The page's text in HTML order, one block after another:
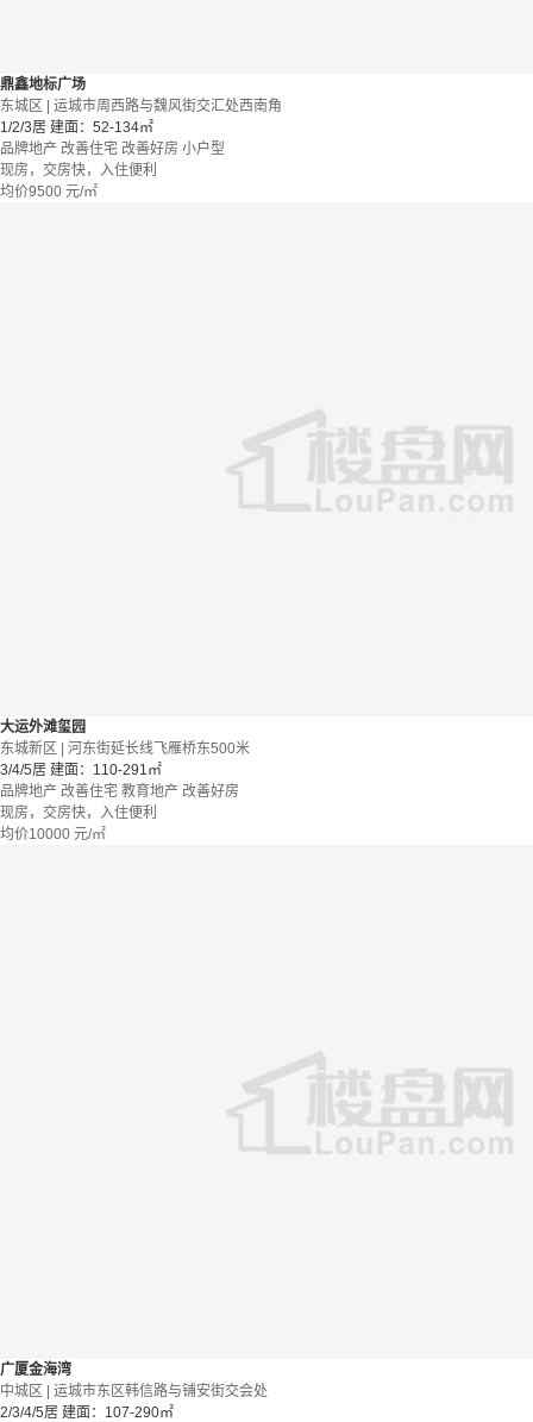
鼎鑫地标广场
东城区 | 运城市周西路与魏风街交汇处西南角
1/2/3居 建面：52-134㎡
品牌地产 改善住宅 改善好房 小户型
现房，交房快，入住便利
均价9500 元/㎡
大运外滩玺园
东城新区 | 河东街延长线飞雁桥东500米
3/4/5居 建面：110-291㎡
品牌地产 改善住宅 教育地产 改善好房
现房，交房快，入住便利
均价10000 元/㎡
广厦金海湾
中城区 | 运城市东区韩信路与铺安街交会处
2/3/4/5居 建面：107-290㎡